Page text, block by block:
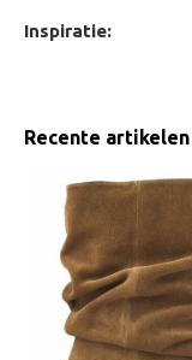
Inspiratie:
Recente artikelen